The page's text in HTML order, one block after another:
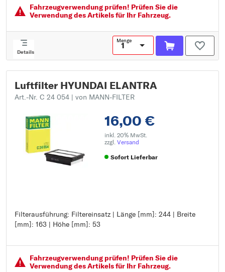
Fahrzeugver­wendung prüfen! Prüfen Sie die
Verwendung des Artikels für Ihr Fahrzeug.
Details
Menge
Luftfilter HYUNDAI ELANTRA
Art.-Nr. C 24 054 | von MANN-FILTER
16,00 €
inkl. 20% MwSt.
zzgl. Versand
Sofort Lieferbar
Filterausführung: Filtereinsatz | Länge [mm]: 244 | Breite
[mm]: 163 | Höhe [mm]: 53
Filterausführung: Filtereinsatz
Länge [mm]: 244
Höhe [mm]: 53
Fahrzeugver­wendung prüfen! Prüfen Sie die
Verwendung des Artikels für Ihr Fahrzeug.